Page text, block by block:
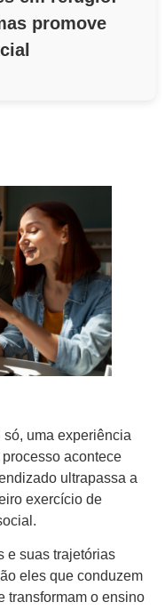
promove
uma experiência
acontece
ultrapassa a
exercício de
e suas trajetórias
eles que conduzem
transformam o ensino